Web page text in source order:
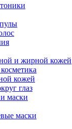
и жирной кожей
кожей
глаз
маски
маски